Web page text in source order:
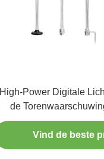
High-Power Digitale
de
Snelheidsindicator
Vind de beste